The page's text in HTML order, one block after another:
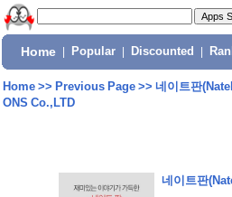
Home Popular Discounted
Home>> Previous Page>> 네이트판
ONS Co.,LTD
네이트판